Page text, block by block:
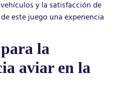
y la satisfacción de
este juego una experiencia
la
aviar en la